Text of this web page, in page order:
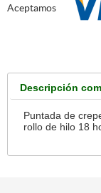
Aceptamos
Descripción
Puntada de
rollo de hilo 18